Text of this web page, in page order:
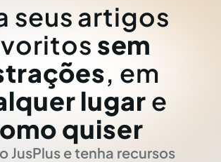
seus artigos
sem
, em
lugar e
quiser
JusPlus e tenha recursos